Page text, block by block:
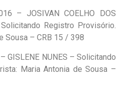
– JOSIVAN COELHO DOS
Solicitando Registro Provisório.
Sousa – CRB 15 / 398
GISLENE NUNES – Solicitando
Maria Antonia de Sousa –